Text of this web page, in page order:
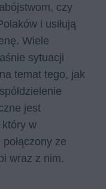
czy
i usiłują
Wiele
sytuacji
temat tego, jak
jest
który w
ze
wraz z nim.